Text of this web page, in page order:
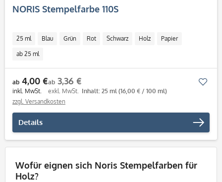
NORIS Stempelfarbe 110S
25 ml Blau Grün Rot Schwarz Holz Papier
ab 25 ml
ab 4,00 €
inkl. MwSt.
ab 3,36 €
exkl. MwSt. Inhalt: 25 ml (16,00 € / 100 ml)
zzgl. Versandkosten
Details
Wofür eignen sich Noris Stempelfarben für
Holz?